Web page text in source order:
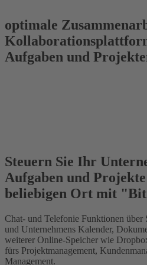
optimale
Aufgaben und
Steuern Sie Ihr
Aufgaben und
beliebigen Ort mit
Chat- und Telefonie Funktionen über
und Unternehmens Kalender,
weiterer Online-Speicher wie
fürs Projektmanagement,
Management.